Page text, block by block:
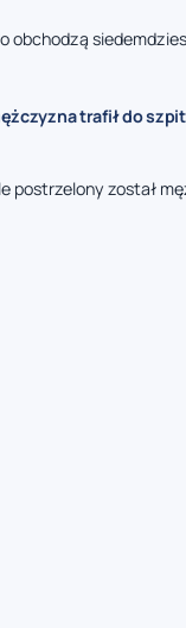
obchodzą
trafił do
postrzelony został